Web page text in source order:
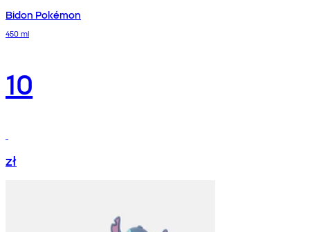
Bidon Pokémon
450 ml
10
zł